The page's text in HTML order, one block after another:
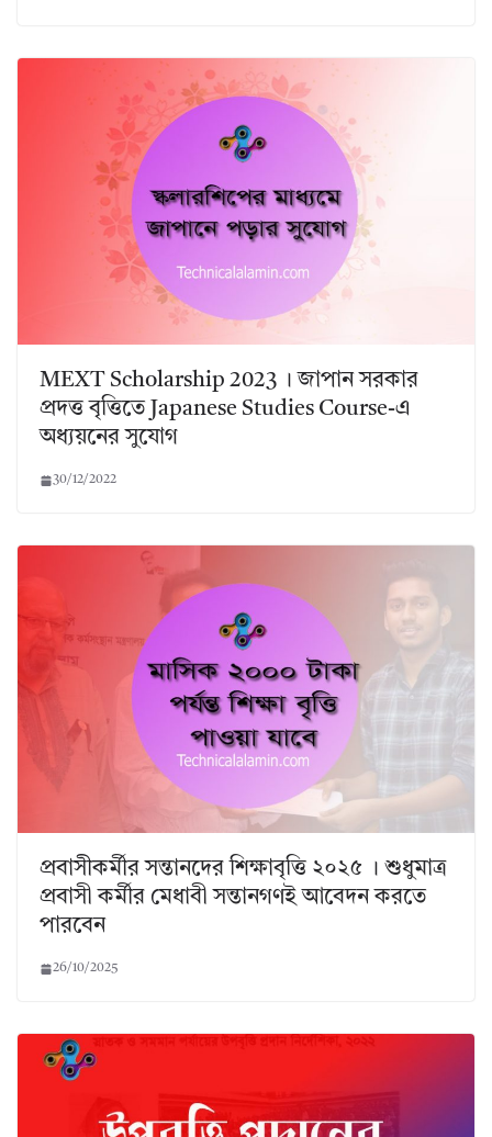
MEXT Scholarship 2023 । জাপান সরকার
প্রদত্ত বৃত্তিতে Japanese Studies Course-এ
অধ্যয়নের সুযোগ
30/12/2022
প্রবাসীকর্মীর সন্তানদের শিক্ষাবৃত্তি ২০২৫ । শুধুমাত্র
প্রবাসী কর্মীর মেধাবী সন্তানগণই আবেদন করতে
পারবেন
26/10/2025